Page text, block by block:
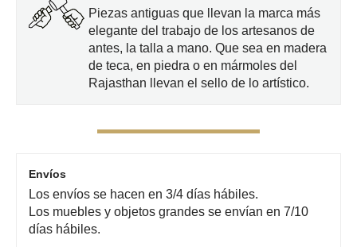
Piezas antiguas que llevan la marca más
elegante del trabajo de los artesanos de
antes, la talla a mano. Que sea en madera
de teca, en piedra o en mármoles del
Rajasthan llevan el sello de lo artístico.
Envíos
Los envíos se hacen en 3/4 días hábiles.
Los muebles y objetos grandes se envían en 7/10
días hábiles.